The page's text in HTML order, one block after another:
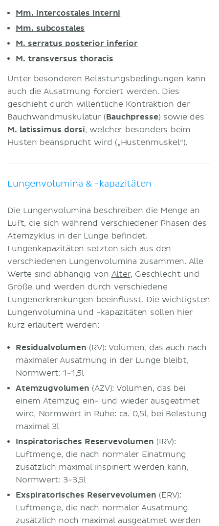
Mm. intercostales interni
Mm. subcostales
M. serratus posterior inferior
M. transversus thoracis
Unter besonderen Belastungsbedingungen kann
auch die Ausatmung forciert werden. Dies
geschieht durch willentliche Kontraktion der
Bauchwandmuskulatur (Bauchpresse) sowie des
M. latissimus dorsi, welcher besonders beim
Husten beansprucht wird („Hustenmuskel“).
Lungenvolumina & -kapazitäten
Die Lungenvolumina beschreiben die Menge an
Luft, die sich während verschiedener Phasen des
Atemzyklus in der Lunge befindet.
Lungenkapazitäten setzten sich aus den
verschiedenen Lungenvolumina zusammen. Alle
Werte sind abhängig von Alter, Geschlecht und
Größe und werden durch verschiedene
Lungenerkrankungen beeinflusst. Die wichtigsten
Lungenvolumina und -kapazitäten sollen hier
kurz erläutert werden:
Residualvolumen (RV): Volumen, das auch nach
maximaler Ausatmung in der Lunge bleibt,
Normwert: 1-1,5l
Atemzugvolumen (AZV): Volumen, das bei
einem Atemzug ein- und wieder ausgeatmet
wird, Normwert in Ruhe: ca. 0,5l, bei Belastung
maximal 3l
Inspiratorisches Reservevolumen (IRV):
Luftmenge, die nach normaler Einatmung
zusätzlich maximal inspiriert werden kann,
Normwert: 3-3,5l
Exspiratorisches Reservevolumen (ERV):
Luftmenge, die nach normaler Ausatmung
zusätzlich noch maximal ausgeatmet werden